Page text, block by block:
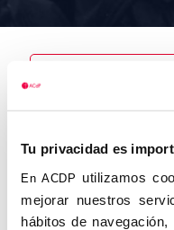
Tu privacidad es
En ACDP utilizamos
mejorar nuestros
hábitos de